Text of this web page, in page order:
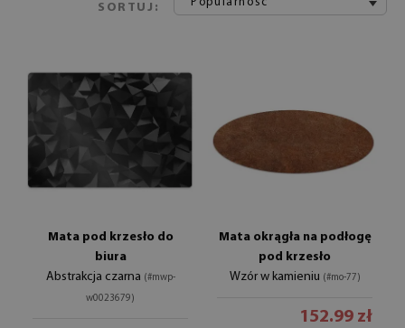
SORTUJ:
Mata pod krzesło do
biura
Abstrakcja czarna (#mwp-
w0023679)
Mata okrągła na podłogę
pod krzesło
Wzór w kamieniu (#mo-77)
152.99 zł